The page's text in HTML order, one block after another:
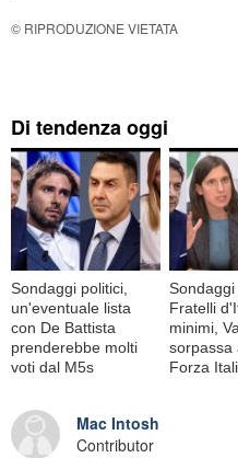
© RIPRODUZIONE VIETATA
Di tendenza oggi
Sondaggi politici,
un'eventuale lista
con De Battista
prenderebbe molti
voti dal M5s
Sondaggi
Fratelli
minimi,
sorpassa
Forza
Mac Intosh
Contributor